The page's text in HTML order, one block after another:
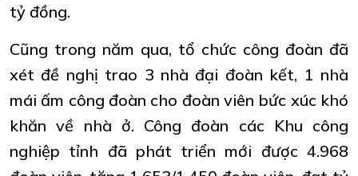
tỷ đồng.
Cũng trong năm qua, tổ chức công đoàn đã
xét đề nghị trao 3 nhà đại đoàn kết, 1 nhà
mái ấm công đoàn cho đoàn viên bức xúc khó
khăn về nhà ở. Công đoàn các Khu công
nghiệp tỉnh đã phát triển mới được 4.968